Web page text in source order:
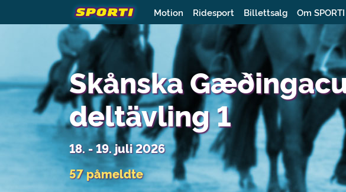
Motion Ridesport Billettsalg Om SPORTI
Skånska
deltävling 1
18. - 19. juli 2026
57 påmeldte